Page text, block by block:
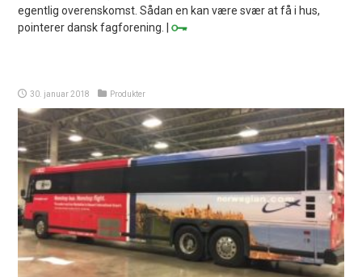
egentlig overenskomst. Sådan en kan være svær at få i hus,
pointerer dansk fagforening. |
30. januar 2018 Produkter